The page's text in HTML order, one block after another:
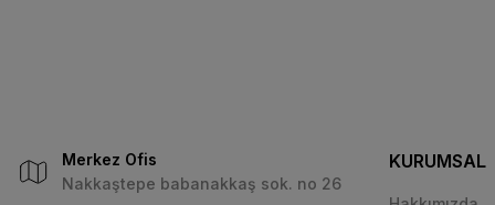
Merkez Ofis
Nakkaştepe babanakkaş sok. no 26
KURUMSAL